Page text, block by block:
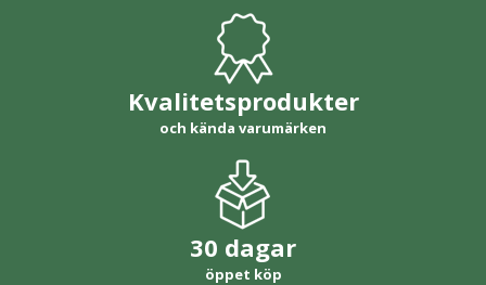
Kvalitetsprodukter
och kända varumärken
30 dagar
öppet köp